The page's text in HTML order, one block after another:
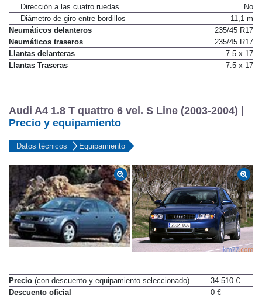
Dirección a las cuatro ruedas
No
Diámetro de giro entre bordillos
11,1 m
Neumáticos delanteros
235/45 R17
Neumáticos traseros
235/45 R17
Llantas delanteras
7.5 x 17
Llantas Traseras
7.5 x 17
Audi A4 1.8 T quattro 6 vel. S Line (2003-2004) |
Precio y equipamiento
Datos técnicos Equipamiento
Precio (con descuento y equipamiento seleccionado)
34.510 €
Descuento oficial
0 €